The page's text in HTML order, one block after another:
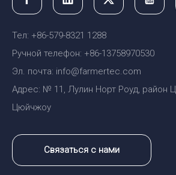
Тел: +86-579-8321 1288
Ручной телефон: +86-13758970530
Эл. почта: info@farmertec.com
Адрес: № 11, Лулин Норт Роуд, район
Цюйчжоу
Связаться с нами